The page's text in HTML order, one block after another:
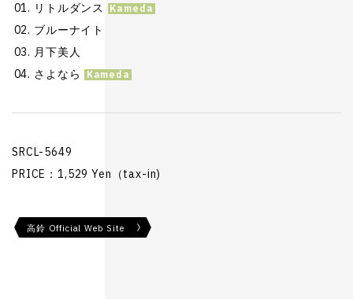
リトルダンス
ブルーナイト
月下美人
さよなら
SRCL-5649
PRICE：1,529 Yen（tax-in)
高鈴 Official Web Site